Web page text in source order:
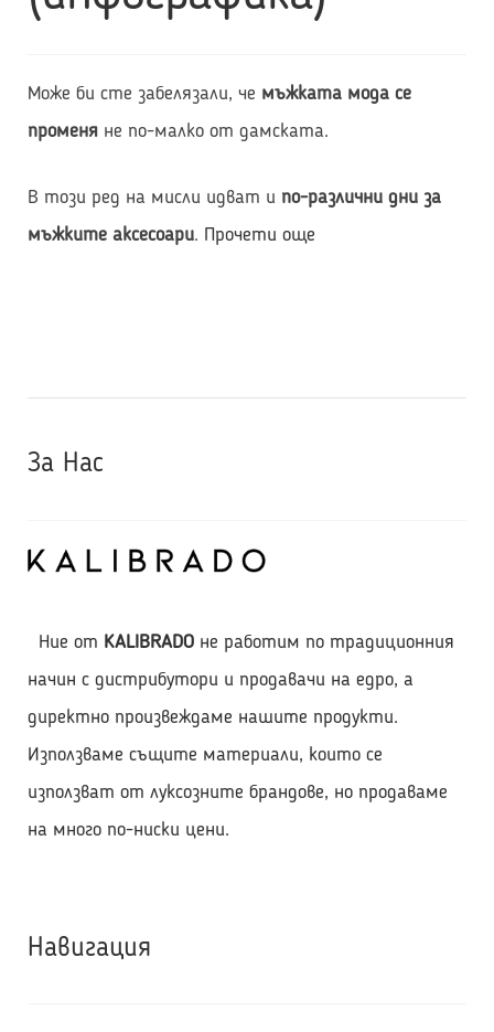
Може би сте забелязали, че мъжката мода се
променя не по-малко от дамската.
В този ред на мисли идват и по-различни дни за
мъжките аксесоари. Прочети още
За Нас
Ние от KALIBRADO не работим по традиционния
начин с дистрибутори и продавачи на едро, а
директно произвеждаме нашите продукти.
Използваме същите материали, които се
използват от луксозните брандове, но продаваме
на много по-ниски цени.
Навигация